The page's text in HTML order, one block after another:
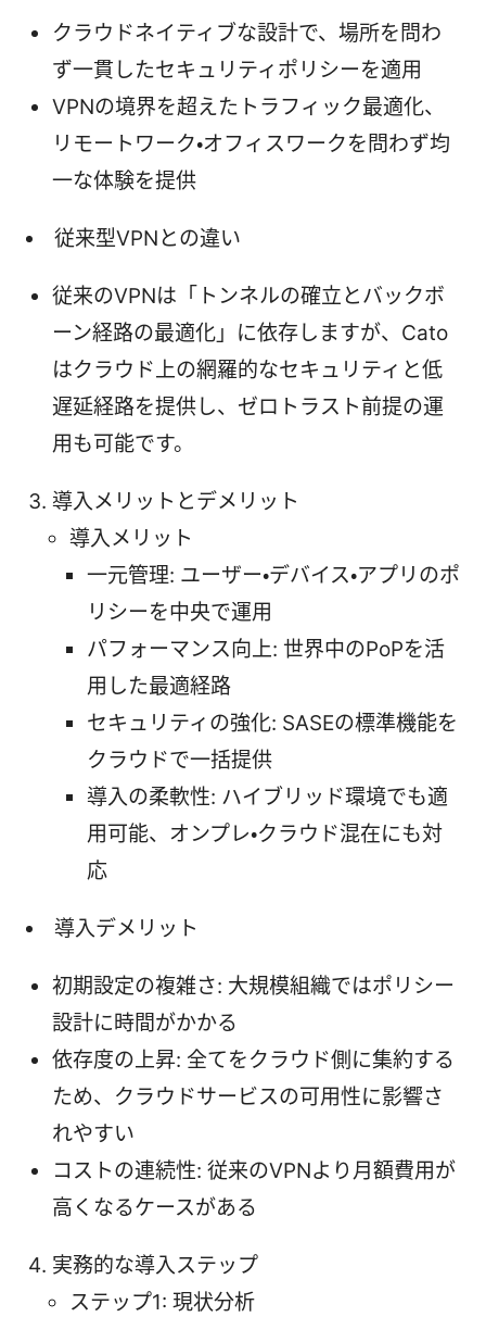
クラウドネイティブな設計で、場所を問わ
ず一貫したセキュリティポリシーを適用
VPNの境界を超えたトラフィック最適化、
リモートワーク・オフィスワークを問わず均
一な体験を提供
従来型VPNとの違い
従来のVPNは「トンネルの確立とバックボ
ーン経路の最適化」に依存しますが、Cato
はクラウド上の網羅的なセキュリティと低
遅延経路を提供し、ゼロトラスト前提の運
用も可能です。
導入メリットとデメリット
導入メリット
一元管理: ユーザー・デバイス・アプリのポ
リシーを中央で運用
パフォーマンス向上: 世界中のPoPを活
用した最適経路
セキュリティの強化: SASEの標準機能を
クラウドで一括提供
導入の柔軟性: ハイブリッド環境でも適
用可能、オンプレ・クラウド混在にも対
応
導入デメリット
初期設定の複雑さ: 大規模組織ではポリシー
設計に時間がかかる
依存度の上昇: 全てをクラウド側に集約する
ため、クラウドサービスの可用性に影響さ
れやすい
コストの連続性: 従来のVPNより月額費用が
高くなるケースがある
実務的な導入ステップ
ステップ1: 現状分析